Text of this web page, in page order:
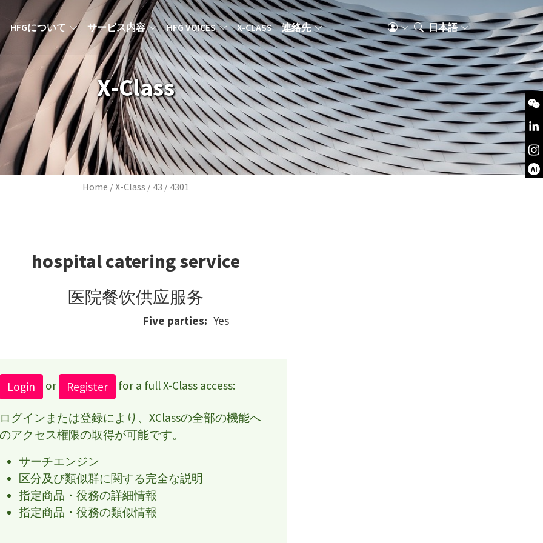
MAIN NAVIGATION JA
HFGについて サービス内容 HFG VOICES X-CLASS 連絡先 日本語
X-Class
Breadcrumb
Home X-Class 43 4301
hospital catering service
医院餐饮供应服务
Five parties Yes
Login or Register for a full X-Class access:
ログインまたは登録により、XClassの全部の機能へ
のアクセス権限の取得が可能です。
サーチエンジン
区分及び類似群に関する完全な説明
指定商品・役務の詳細情報
指定商品・役務の類似情報
AI